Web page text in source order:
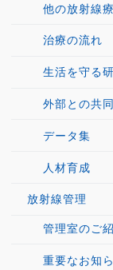
他の放射線
治療の流れ
生活を守る
外部との共
データ集
人材育成
放射線管理
管理室のご
重要なお知